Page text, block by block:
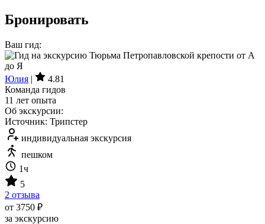
Бронировать
Ваш гид:
Юлия |
4.81
Команда гидов
11 лет опыта
Об экскурсии:
Источник: Трипстер
индивидуальная экскурсия
пешком
1ч
5
2 отзыва
от 3750 ₽
за экскурсию